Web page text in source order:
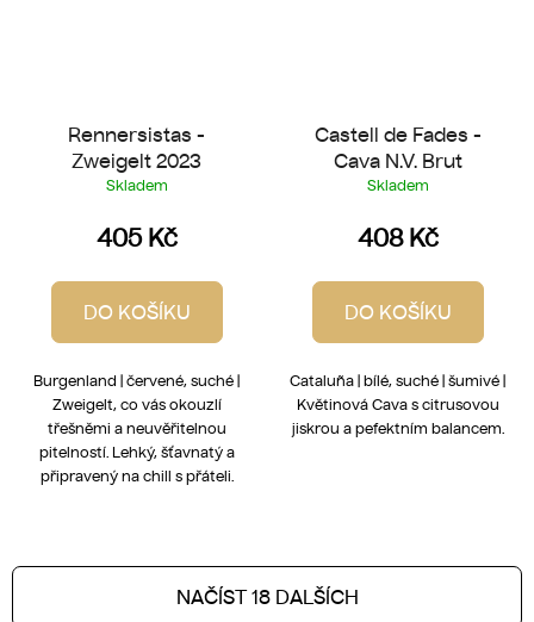
Rennersistas -
Zweigelt 2023
Skladem
405 Kč
DO KOŠÍKU
Burgenland | červené, suché |
Zweigelt, co vás okouzlí
třešněmi a neuvěřitelnou
pitelností. Lehký, šťavnatý a
připravený na chill s přáteli.
Castell de Fades -
Cava N.V. Brut
Skladem
408 Kč
DO KOŠÍKU
Cataluña | bílé, suché | šumivé |
Květinová Cava s citrusovou
jiskrou a pefektním balancem.
NAČÍST 18 DALŠÍCH